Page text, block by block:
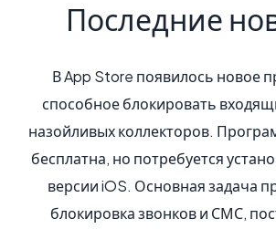
Последние
Store появилось новое приложение,
блокировать входящие вызовы
коллекторов. Программа
но потребуется установка
iOS. Основная задача приложения –
звонков и СМС, поступающих с